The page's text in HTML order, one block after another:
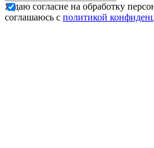
Я даю согласие на обработку
соглашаюсь с политикой